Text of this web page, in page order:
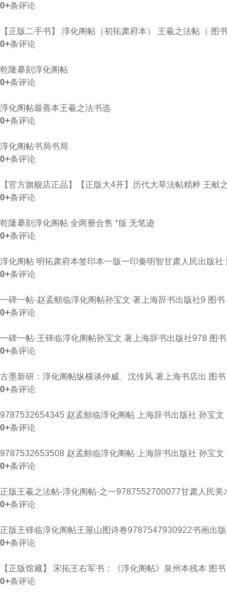
0+条评论
【正版二手书】 淳化阁帖（初拓肃府本） 王羲之法帖（ 图书
0+条评论
乾隆摹刻淳化阁帖
0+条评论
淳化阁帖最善本王羲之法书选
0+条评论
淳化阁帖书局书局
0+条评论
【官方旗舰店正品】【正版大4开】历代大草法帖精粹 王
0+条评论
乾隆摹刻淳化阁帖 全两册合售 *版 无笔迹
0+条评论
淳化阁帖 明拓肃府本签印本一版一印秦明智甘肃人民出版
0+条评论
一碑一帖·赵孟頫临淳化阁帖孙宝文 著上海辞书出版社9 图书
0+条评论
一碑一帖·王铎临淳化阁帖孙宝文 著上海辞书出版社978 图书
0+条评论
古墨新研：淳化阁帖纵横谈仲威、沈传风 著上海书店出 图书
0+条评论
9787532654345 赵孟頫临淳化阁帖 上海辞书出版社 孙宝文
0+条评论
9787532653508 赵孟頫临淳化阁帖 上海辞书出版社 孙宝文
0+条评论
正版王羲之法帖-淳化阁帖-之一9787552700077甘肃人民
0+条评论
正版王铎临淳化阁帖王屋山图诗卷9787547930922书画出
0+条评论
【正版馆藏】 宋拓王右军书：《淳化阁帖》泉州本残本 图书
0+条评论